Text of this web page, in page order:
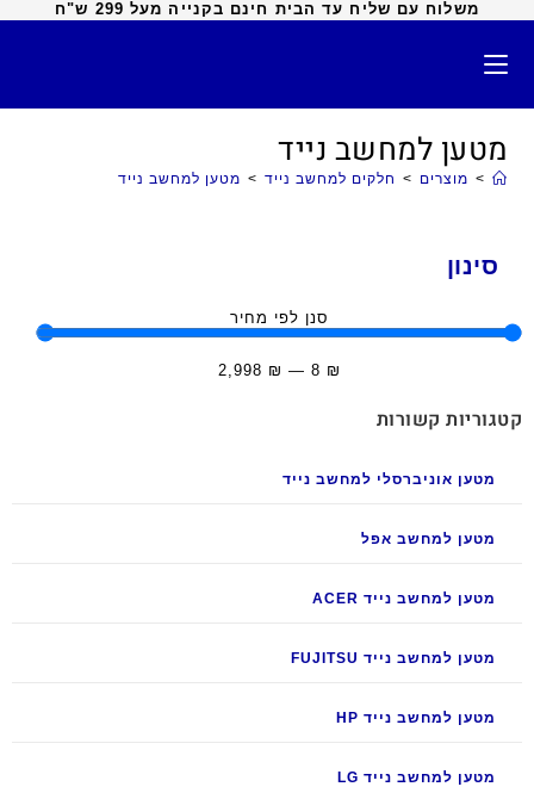
משלוח עם שליח עד הבית חינם בקנייה מעל 299 ש"ח
מטען למחשב נייד
> מוצרים > חלקים למחשב נייד > מטען למחשב נייד
סינון
סנן לפי מחיר
₪
8
—
₪
2,998
קטגוריות קשורות
מטען אוניברסלי למחשב נייד
מטען למחשב אפל
מטען למחשב נייד ACER
מטען למחשב נייד FUJITSU
מטען למחשב נייד HP
מטען למחשב נייד LG